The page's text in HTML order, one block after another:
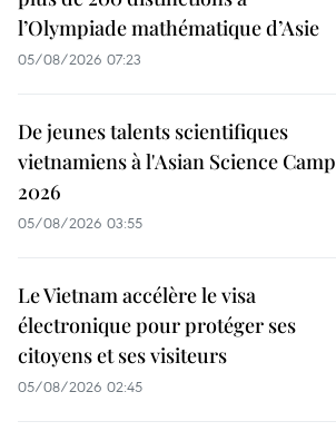
l’Olympiade mathématique d’Asie
05/08/2026 07:23
De jeunes talents scientifiques
vietnamiens à l'Asian Science Camp
2026
05/08/2026 03:55
Le Vietnam accélère le visa
électronique pour protéger ses
citoyens et ses visiteurs
05/08/2026 02:45